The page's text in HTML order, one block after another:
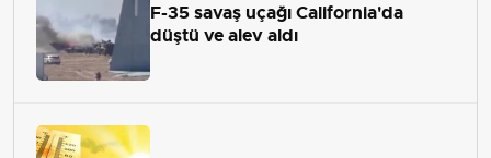
F-35 savaş uçağı California'da
düştü ve alev aldı